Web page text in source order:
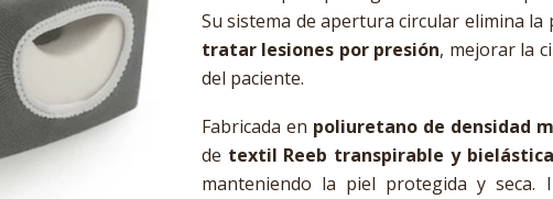
Su sistema de apertura circular elimina la
tratar lesiones por presión, mejorar la
del paciente.
Fabricada en poliuretano de densidad
de textil Reeb transpirable y bielástica
manteniendo la piel protegida y